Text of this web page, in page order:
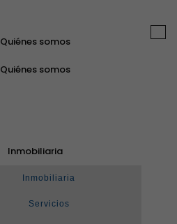
Quiénes somos
Quiénes somos
Inmobiliaria
Inmobiliaria
Servicios